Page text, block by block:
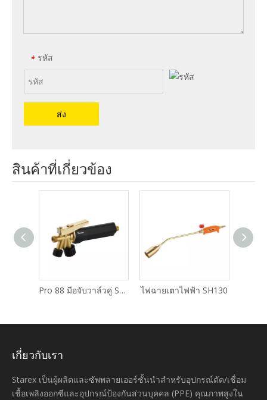
* รหัส
ส่ง
สินค้าที่เกี่ยวข้อง
Pro 88 มือจับวาล์วคู่ SH115 ไฟฉายเตาไฟฟ้า SH130 ไฟฉายเตาไฟฟ้า
เกี่ยวกับเรา
Starex เป็นผู้ผลิตและซัพพลายเออร์ชั้นนำสำหรับอุปกรณ์ตัด/เชื่อม
เชื้อเพลิงออกซีและอุปกรณ์ป้องกันส่วนบุคคล (PPE) คุณภาพสูงใน